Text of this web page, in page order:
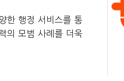
한 행정 서비스를 통
의 모범 사례를 더욱